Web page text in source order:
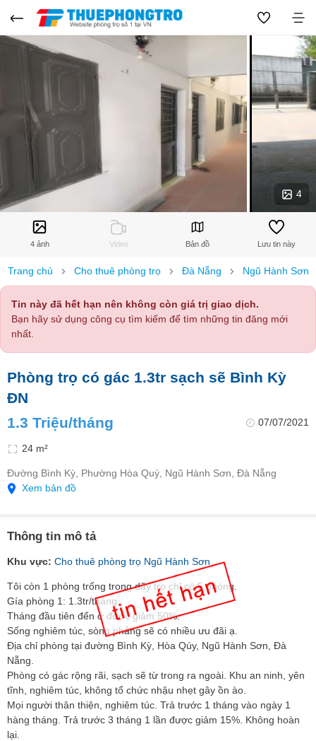
4
4 ảnh Video Bản đồ Lưu tin này
Trang chủ Cho thuê phòng trọ Đà Nẵng Ngũ Hành Sơn
Tin này đã hết hạn nên không còn giá trị giao dịch.
Bạn hãy sử dụng công cụ tìm kiếm để tìm những tin đăng mới
nhất.
Phòng trọ có gác 1.3tr sạch sẽ Bình Kỳ
ĐN
1.3 Triệu/tháng
07/07/2021
24 m²
Đường Bình Kỳ, Phường Hòa Quý, Ngũ Hành Sơn, Đà Nẵng
Xem bản đồ
Thông tin mô tả
Khu vực: Cho thuê phòng trọ Ngũ Hành Sơn
Tôi còn 1 phòng trống trong dãy trọ chỉ có 5 phòng.
Gía phòng 1: 1.3tr/tháng.
Tháng đầu tiên đến ở được giảm 50%.
Sống nghiêm túc, sòng phẳng sẽ có nhiều ưu đãi ạ.
Địa chỉ phòng tại đường Bình Kỳ, Hòa Qúy, Ngũ Hành Sơn, Đà
Nẵng.
Phòng có gác rộng rãi, sạch sẽ từ trong ra ngoài. Khu an ninh, yên
tĩnh, nghiêm túc, không tổ chức nhậu nhẹt gây ồn ào.
Mọi người thân thiện, nghiêm túc. Trả trước 1 tháng vào ngày 1
hàng tháng. Trả trước 3 tháng 1 lần được giảm 15%. Không hoàn
lại.